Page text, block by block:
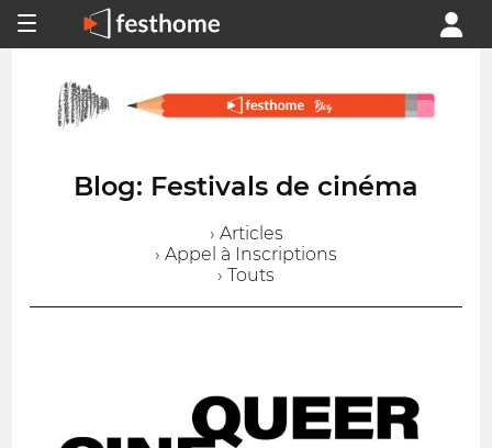
Blog: Festivals de cinéma
› Articles
› Appel à Inscriptions
› Touts